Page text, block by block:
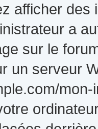
afficher
a
sur le
un serveur